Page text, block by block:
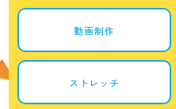
動画制作
ストレッチ